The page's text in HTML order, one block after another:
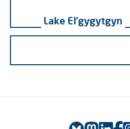
Lake El'gygytgyn